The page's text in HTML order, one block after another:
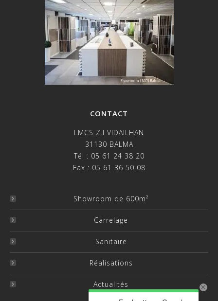
CONTACT
LMCS Z.I VIDAILHAN
31130 BALMA
Tél : 05 61 24 38 20
Fax : 05 61 36 50 08
Showroom de 600m²
Carrelage
Sanitaire
Réalisations
Actualités ×